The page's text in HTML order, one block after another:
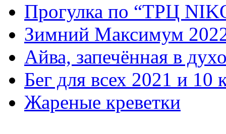
Прогулка по “ТРЦ
Зимний Максимум
Айва, запечённая в
Бег для всех 2021 и 10
Жареные креветки